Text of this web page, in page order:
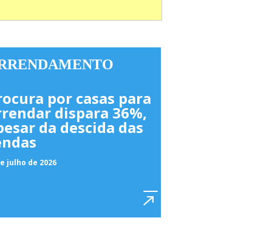
por casas para
dispara 36%,
da descida das
julho de 2026